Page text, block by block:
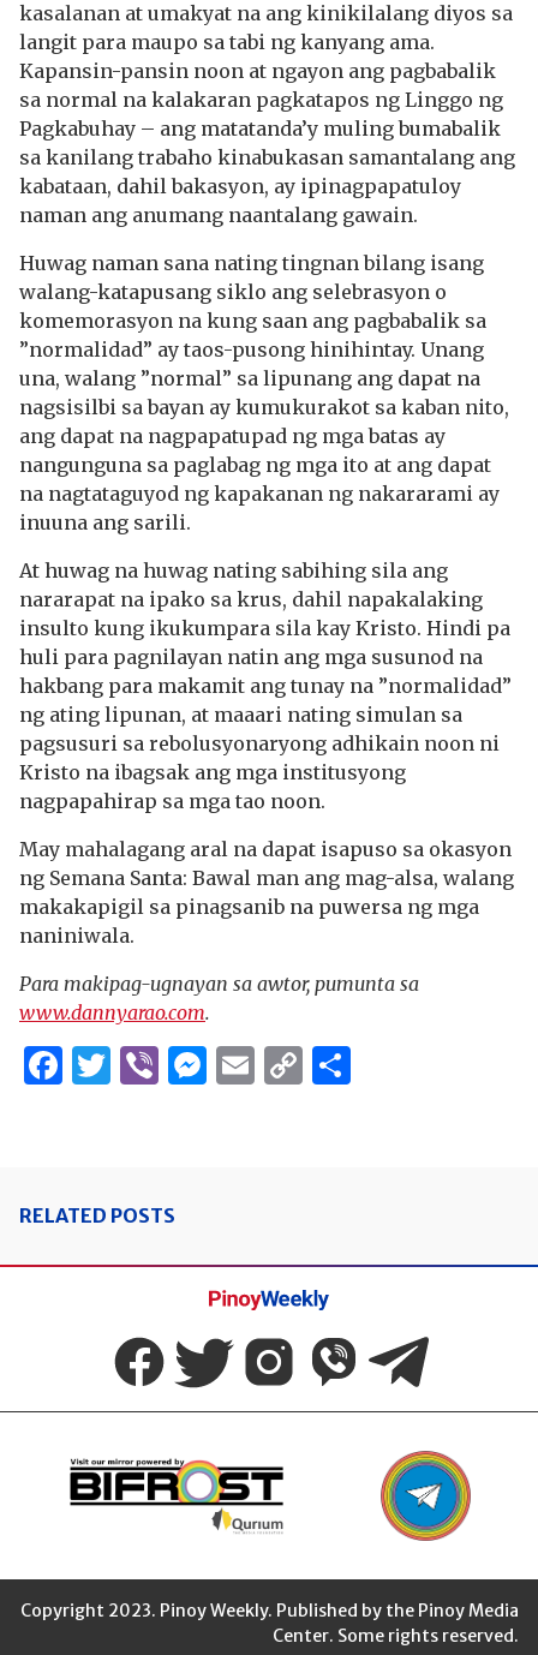
kasalanan at umakyat na ang kinikilalang diyos sa
langit para maupo sa tabi ng kanyang ama.
Kapansin-pansin noon at ngayon ang pagbabalik
sa normal na kalakaran pagkatapos ng Linggo ng
Pagkabuhay – ang matatanda’y muling bumabalik
sa kanilang trabaho kinabukasan samantalang ang
kabataan, dahil bakasyon, ay ipinagpapatuloy
naman ang anumang naantalang gawain.
Huwag naman sana nating tingnan bilang isang
walang-katapusang siklo ang selebrasyon o
komemorasyon na kung saan ang pagbabalik sa
”normalidad” ay taos-pusong hinihintay. Unang
una, walang ”normal” sa lipunang ang dapat na
nagsisilbi sa bayan ay kumukurakot sa kaban nito,
ang dapat na nagpapatupad ng mga batas ay
nangunguna sa paglabag ng mga ito at ang dapat
na nagtataguyod ng kapakanan ng nakararami ay
inuuna ang sarili.
At huwag na huwag nating sabihing sila ang
nararapat na ipako sa krus, dahil napakalaking
insulto kung ikukumpara sila kay Kristo. Hindi pa
huli para pagnilayan natin ang mga susunod na
hakbang para makamit ang tunay na ”normalidad”
ng ating lipunan, at maaari nating simulan sa
pagsusuri sa rebolusyonaryong adhikain noon ni
Kristo na ibagsak ang mga institusyong
nagpapahirap sa mga tao noon.
May mahalagang aral na dapat isapuso sa okasyon
ng Semana Santa: Bawal man ang mag-alsa, walang
makakapigil sa pinagsanib na puwersa ng mga
naniniwala.
Para makipag-ugnayan sa awtor, pumunta sa
www.dannyarao.com.
Facebook
Twitter
ViberMessenger
Email
Copy
RELATED POSTS
Pinoy
Weekly
Copyright 2023. Pinoy Weekly. Published by the Pinoy Media
Center. Some rights reserved.